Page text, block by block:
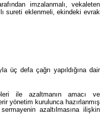
imzalanmalı, vekaleten
sureti eklenmeli, ekindeki evrak
üç defa çağrı yapıldığına dair
ile azaltmanın amacı ve
yönetim kurulunca hazırlanmış
azaltılmasına ilişkin